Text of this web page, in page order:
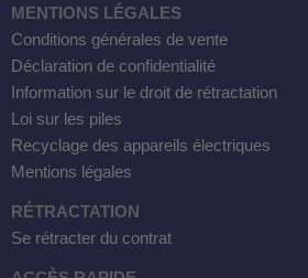
MENTIONS LÉGALES
Conditions générales de vente
Déclaration de confidentialité
Information sur le droit de rétractation
Loi sur les piles
Recyclage des appareils électriques
Mentions légales
RÉTRACTATION
Se rétracter du contrat